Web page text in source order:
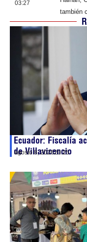
03:27
también
Ecuador: Fiscalía
de Villavicencio
agosto 8, 202620:25